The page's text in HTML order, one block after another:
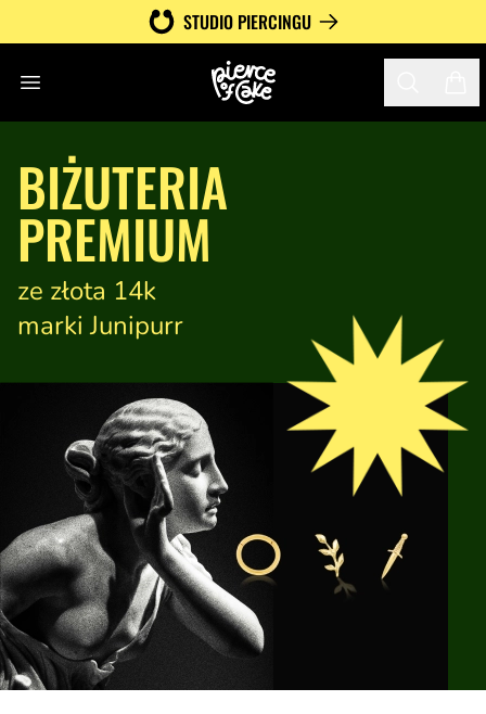
STUDIO PIERCINGU
Otwórz menu
BIŻUTERIA
PREMIUM
ze złota 14k
marki Junipurr
NEXTCAKE_HOMEPAGE.OFFERS.HEADING